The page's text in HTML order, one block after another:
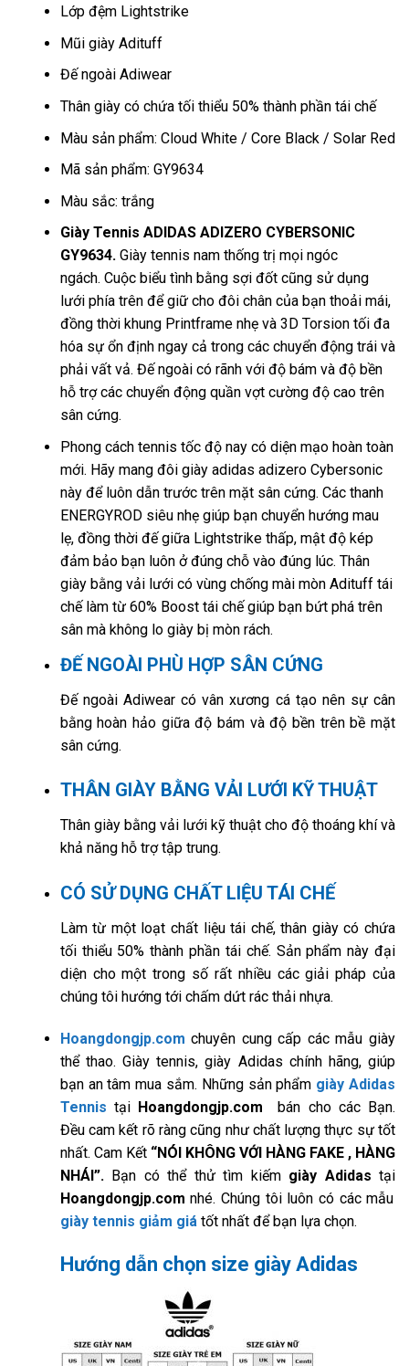
Lớp đệm Lightstrike
Mũi giày Adituff
Đế ngoài Adiwear
Thân giày có chứa tối thiểu 50% thành phần tái chế
Màu sản phẩm: Cloud White / Core Black / Solar Red
Mã sản phẩm: GY9634
Màu sắc: trắng
Giày Tennis ADIDAS ADIZERO CYBERSONIC
GY9634. Giày tennis nam thống trị mọi ngóc
ngách. Cuộc biểu tình bằng sợi đốt cũng sử dụng
lưới phía trên để giữ cho đôi chân của bạn thoải mái,
đồng thời khung Printframe nhẹ và 3D Torsion tối đa
hóa sự ổn định ngay cả trong các chuyển động trái và
phải vất vả. Đế ngoài có rãnh với độ bám và độ bền
hỗ trợ các chuyển động quần vợt cường độ cao trên
sân cứng.
Phong cách tennis tốc độ nay có diện mạo hoàn toàn
mới. Hãy mang đôi giày adidas adizero Cybersonic
này để luôn dẫn trước trên mặt sân cứng. Các thanh
ENERGYROD siêu nhẹ giúp bạn chuyển hướng mau
lẹ, đồng thời đế giữa Lightstrike thấp, mật độ kép
đảm bảo bạn luôn ở đúng chỗ vào đúng lúc. Thân
giày bằng vải lưới có vùng chống mài mòn Adituff tái
chế làm từ 60% Boost tái chế giúp bạn bứt phá trên
sân mà không lo giày bị mòn rách.
ĐẾ NGOÀI PHÙ HỢP SÂN CỨNG
Đế ngoài Adiwear có vân xương cá tạo nên sự cân
bằng hoàn hảo giữa độ bám và độ bền trên bề mặt
sân cứng.
THÂN GIÀY BẰNG VẢI LƯỚI KỸ THUẬT
Thân giày bằng vải lưới kỹ thuật cho độ thoáng khí và
khả năng hỗ trợ tập trung.
CÓ SỬ DỤNG CHẤT LIỆU TÁI CHẾ
Làm từ một loạt chất liệu tái chế, thân giày có chứa
tối thiểu 50% thành phần tái chế. Sản phẩm này đại
diện cho một trong số rất nhiều các giải pháp của
chúng tôi hướng tới chấm dứt rác thải nhựa.
Hoangdongjp.com chuyên cung cấp các mẫu giày
thể thao. Giày tennis, giày Adidas chính hãng, giúp
bạn an tâm mua sắm. Những sản phẩm giày Adidas
Tennis tại Hoangdongjp.com bán cho các Bạn.
Đều cam kết rõ ràng cũng như chất lượng thực sự tốt
nhất. Cam Kết “NÓI KHÔNG VỚI HÀNG FAKE , HÀNG
NHÁI”. Bạn có thể thử tìm kiếm giày Adidastại
Hoangdongjp.comnhé. Chúng tôi luôn có các mẫu
giày tennis giảm giátốt nhất để bạn lựa chọn.
Hướng dẫn chọn size giày Adidas